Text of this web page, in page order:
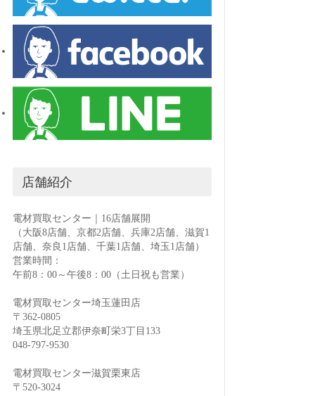
店舗紹介
電材買取センター｜16店舗展開
（大阪8店舗、京都2店舗、兵庫2店舗、滋賀1
店舗、奈良1店舗、千葉1店舗、埼玉1店舗）
営業時間：
午前8：00～午後8：00（土日祝も営業）
電材買取センター埼玉蓮田店
〒362-0805
埼玉県北足立郡伊奈町栄3丁目133
048-797-9530
電材買取センター滋賀栗東店
〒520-3024